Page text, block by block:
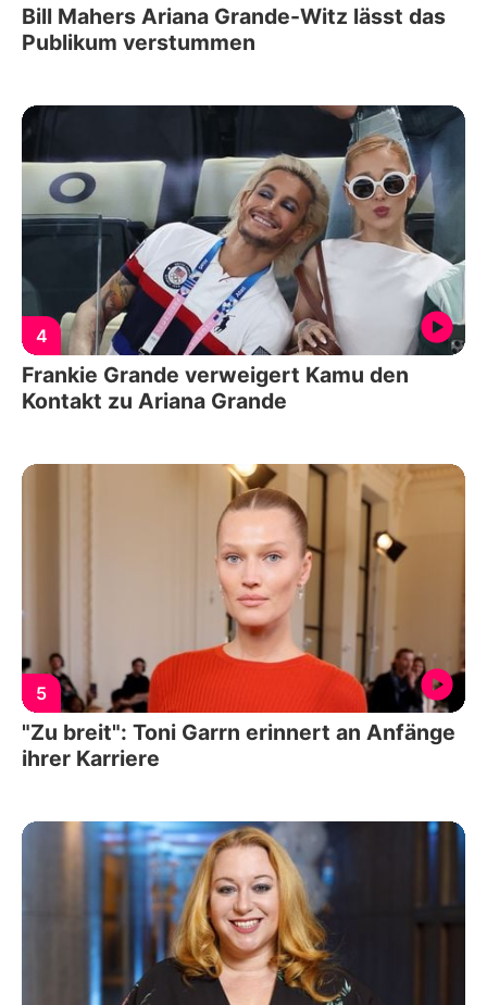
Bill Mahers Ariana Grande-Witz lässt das
Publikum verstummen
4
Frankie Grande verweigert Kamu den
Kontakt zu Ariana Grande
5
"Zu breit": Toni Garrn erinnert an Anfänge
ihrer Karriere